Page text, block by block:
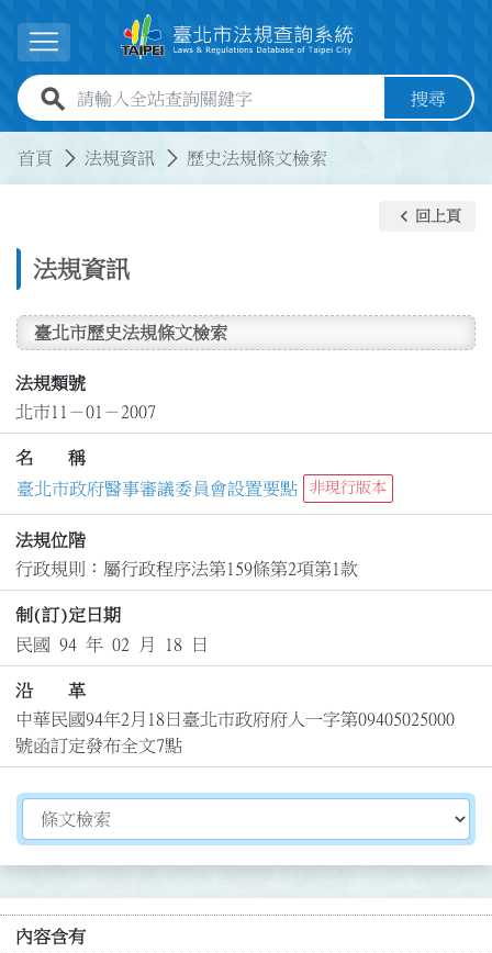
展開選單
全站查詢關鍵字欄位 搜尋
首頁 法規資訊 歷史法規條文檢索
法規資訊
keyboard_arrow_left 回上頁
臺北市歷史法規條文檢索
法規類號
北市11－01－2007
名 稱
臺北市政府醫事審議委員會設置要點
非現行版本
法規位階
行政規則：屬行政程序法第159條第2項第1款
制(訂)定日期
民國 94 年 02 月 18 日
沿 革
中華民國94年2月18日臺北市政府府人一字第09405025000
號函訂定發布全文7點
切換選擇法規資訊內容
內容含有